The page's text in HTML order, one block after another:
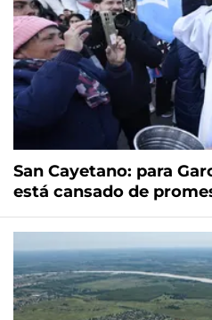
San Cayetano: para
está cansado de